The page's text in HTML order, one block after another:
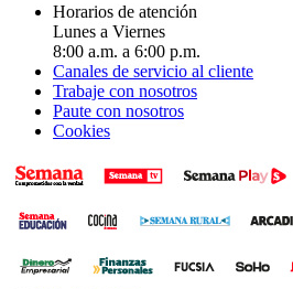
Horarios de atención
Lunes a Viernes
8:00 a.m. a 6:00 p.m.
Canales de servicio al cliente
Trabaje con nosotros
Paute con nosotros
Cookies